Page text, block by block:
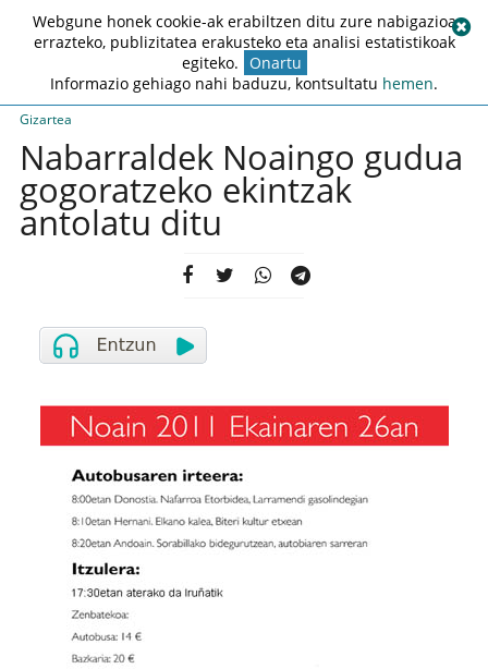
Gizartea
Nabarraldek Noaingo gudua
gogoratzeko ekintzak
antolatu ditu
Webgune honek cookie-ak erabiltzen ditu zure nabigazioa
errazteko, publizitatea erakusteko eta analisi estatistikoak
egiteko. Onartu
Informazio gehiago nahi baduzu, kontsultatu hemen.